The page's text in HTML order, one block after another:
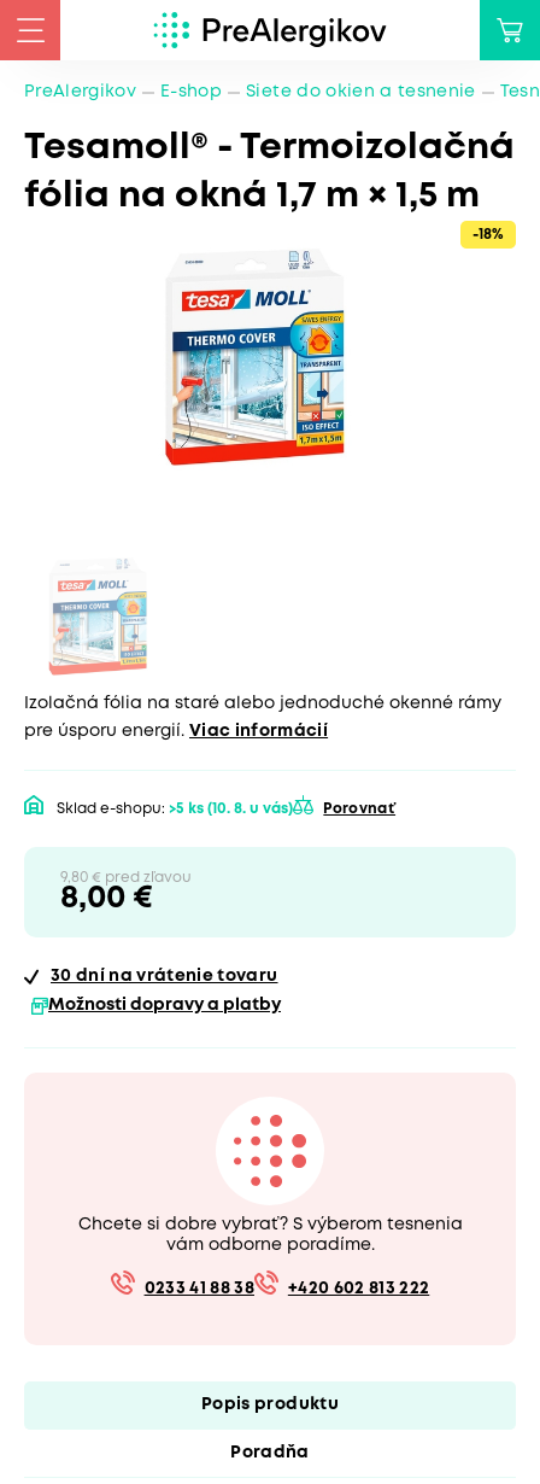
PreAlergikov E-shop Siete do okien a tesnenie
Tesamoll® - Termoizolačná
fólia na okná 1,7 m × 1,5 m
-18%
Izolačná fólia na staré alebo jednoduché okenné rámy
pre úsporu energií. Viac informácií
Sklad e-shopu: >5 ks (10. 8. u vás) Porovnať
9,80 € pred zľavou
8,00 €
30 dní na vrátenie tovaru
Možnosti dopravy a platby
Chcete si dobre vybrať? S výberom tesnenia
vám odborne poradíme.
0233 41 88 38 +420 602 813 222
Popis produktu
Poradňa